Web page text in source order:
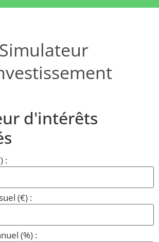
Simulateur
d'intérêts
:
(€) :
(%) :